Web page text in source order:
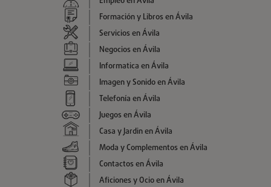
Formación y Libros en Ávila
Servicios en Ávila
Negocios en Ávila
Informatica en Ávila
Imagen y Sonido en Ávila
Telefonía en Ávila
Juegos en Ávila
Casa y Jardin en Ávila
Moda y Complementos en Ávila
Contactos en Ávila
Aficiones y Ocio en Ávila